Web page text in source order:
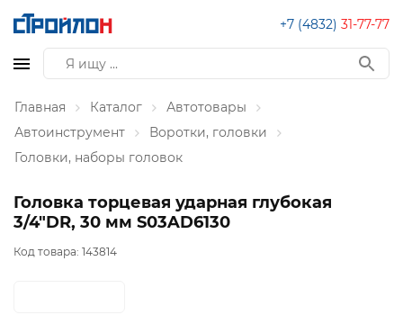
+7 (4832) 31-77-77
Главная Каталог
Автотовары
Автоинструмент
Воротки, головки
Головки, наборы головок
Головка торцевая ударная глубокая
3/4"DR, 30 мм S03AD6130
Код товара: 143814